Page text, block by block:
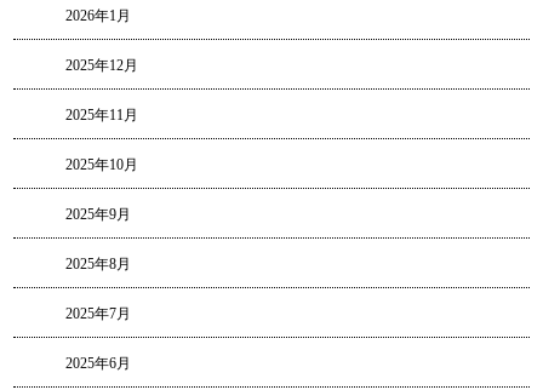
2026年1月
2025年12月
2025年11月
2025年10月
2025年9月
2025年8月
2025年7月
2025年6月